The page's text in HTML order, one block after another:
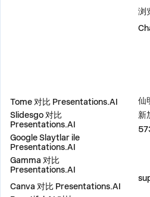
浏
Tome 对比 Presentations.AI
Slidesgo 对比
Presentations.AI
Google Slaytlar ile
Presentations.AI
Gamma 对比
Presentations.AI
Canva 对比 Presentations.AI
仙
新